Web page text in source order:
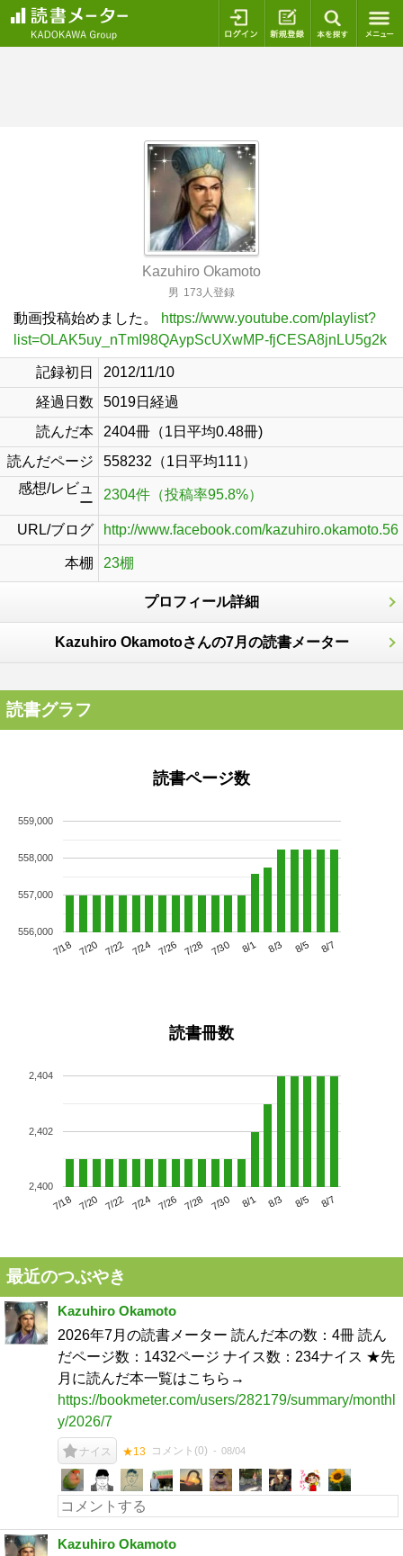
ログイン 新規登録
Kazuhiro Okamoto
男 173人登録
動画投稿始めました。
https://www.youtube.com/playlist?
list=OLAK5uy_nTmI98QAypScUXwMP-fjCESA8jnLU5g2k
記録初日
2012/11/10
経過日数
5019日経過
読んだ本
2404冊（1日平均0.48冊)
読んだページ
558232（1日平均111）
感想/レビュ
ー
2304件（投稿率95.8%）
URL/ブログ http://www.facebook.com/kazuhiro.okamoto.56
本棚 23棚
プロフィール詳細
Kazuhiro Okamotoさんの7月の読書メーター
読書グラフ
読書ページ数
7/18 7/20 7/22 7/24 7/26 7/28 7/30 8/1 8/3 8/5 8/7
556,000
557,000
558,000
559,000
読書冊数
7/18 7/20 7/22 7/24 7/26 7/28 7/30 8/1 8/3 8/5 8/7
2,400
2,402
2,404
最近のつぶやき
Kazuhiro Okamoto
2026年7月の読書メーター 読んだ本の数：4冊 読ん
だページ数：1432ページ ナイス数：234ナイス ★先
月に読んだ本一覧はこちら→
https://bookmeter.com/users/282179/summary/monthl
y/2026/7
ナイス ★13 コメント(0) 08/04
Kazuhiro Okamoto